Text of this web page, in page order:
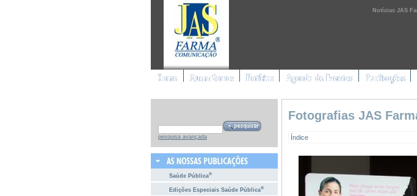
Notícias JAS
pesquisa avançada
Saúde Pública®
Edições Especiais Saúde Pública®
Fotografias JAS
Índice